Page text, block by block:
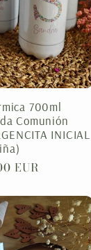
700ml
Comunión
INICIAL
EUR